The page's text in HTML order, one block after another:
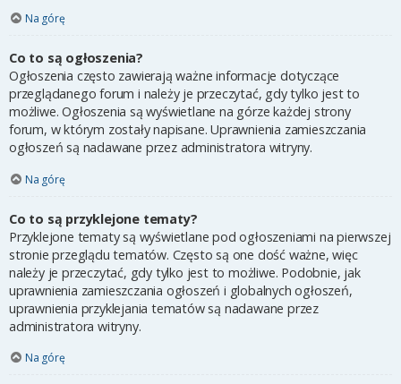
Na górę
Co to są ogłoszenia?
Ogłoszenia często zawierają ważne informacje dotyczące
przeglądanego forum i należy je przeczytać, gdy tylko jest to
możliwe. Ogłoszenia są wyświetlane na górze każdej strony
forum, w którym zostały napisane. Uprawnienia zamieszczania
ogłoszeń są nadawane przez administratora witryny.
Na górę
Co to są przyklejone tematy?
Przyklejone tematy są wyświetlane pod ogłoszeniami na pierwszej
stronie przeglądu tematów. Często są one dość ważne, więc
należy je przeczytać, gdy tylko jest to możliwe. Podobnie, jak
uprawnienia zamieszczania ogłoszeń i globalnych ogłoszeń,
uprawnienia przyklejania tematów są nadawane przez
administratora witryny.
Na górę